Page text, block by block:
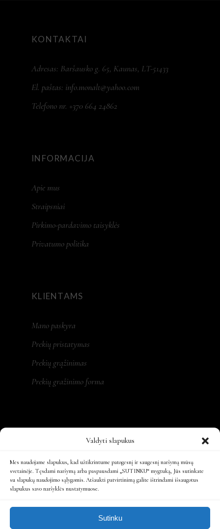
Valdyti slapukus
Mes naudojame slapukus, kad užtikrintume patogesnį ir saugesnį naršymą mūsų
svetainėje. Tęsdami naršymą arba paspausdami „SUTINKU“ mygtuką, Jūs sutinkate
su slapukų naudojimo sąlygomis. Atšaukti patvirtinimą galite ištrindami išsaugotus
slapukus savo naršyklės nustatymuose.
Sutinku
KONTAKTAI
Adresas: Baršausko g. 65, Kaunas, LT-51433
El. paštas: info.monalt@yahoo.com
Telefono nr. +370 664 24862
INFORMACIJA
Apie mus
Straipsniai
Pirkimo-pardavimo taisyklės
Privatumo politika
KLIENTAMS
Mano paskyra
Prekių pristatymas
Prekių grąžinimas
Prekių gražinimo forma
MONA LT, MB
Įm. kodas: 305479931